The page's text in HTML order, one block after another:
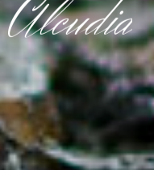
Alcudia